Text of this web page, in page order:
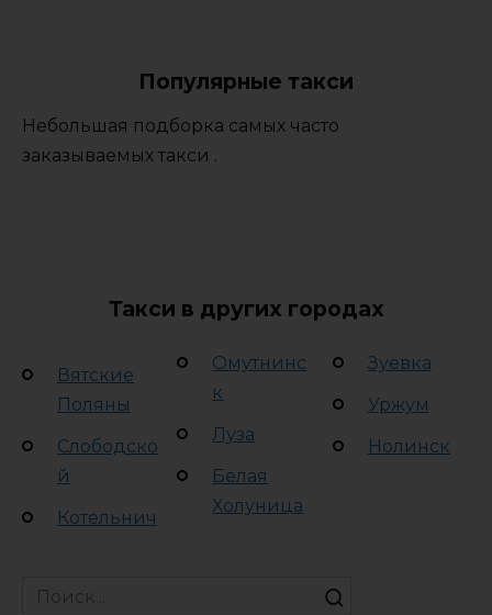
Популярные такси
Небольшая подборка самых часто
заказываемых такси .
Такси в других городах
Вятские
Поляны
Слободско
й
Котельнич
Омутнинс
к
Луза
Белая
Холуница
Зуевка
Уржум
Нолинск
Search